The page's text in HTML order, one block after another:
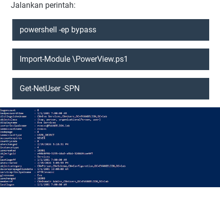
Jalankan perintah:
powershell -ep bypass
Import-Module \PowerView.ps1
Get-NetUser -SPN